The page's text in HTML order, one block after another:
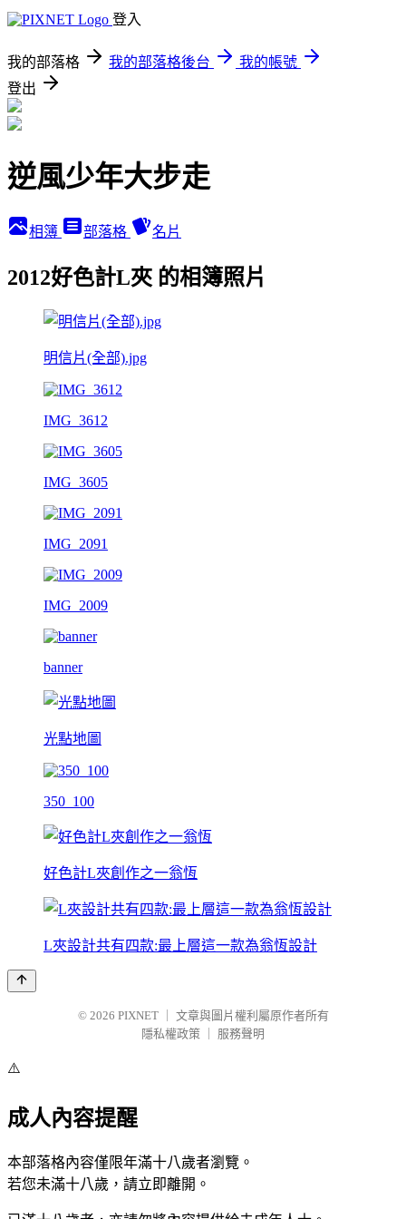
登入
我的部落格 我的部落格後台
我的帳號
登出
逆風少年大步走
相簿 部落格 名片
2012好色計L夾 的相簿照片
明信片(全部).jpg
IMG_3612
IMG_3605
IMG_2091
IMG_2009
banner
光點地圖
350_100
好色計L夾創作之一翁恆
L夾設計共有四款:最上層這一款為翁恆設計
© 2026 PIXNET
文章與圖片權利屬原作者所有
隱私權政策
服務聲明
⚠️
成人內容提醒
本部落格內容僅限年滿十八歲者瀏覽。
若您未滿十八歲，請立即離開。